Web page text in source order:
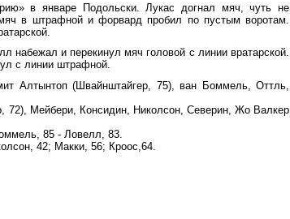
в январе Подольски. Лукас догнал мяч, чуть не
в штрафной и форвард пробил по пустым воротам.
набежал и перекинул мяч головой с линии вратарской.
с линии штрафной.
Алтынтоп (Швайнштайгер, 75), ван Боммель, Оттль,
Мейбери, Консидин, Николсон, Северин, Жо Валкер
85 - Ловелл, 83.
42; Макки, 56; Кроос,64.